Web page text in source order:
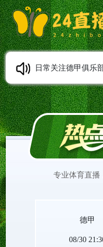
日常关注德甲俱乐
甲直播内容。德甲
程无需安装任何插
专业体育直播
德甲
08/30